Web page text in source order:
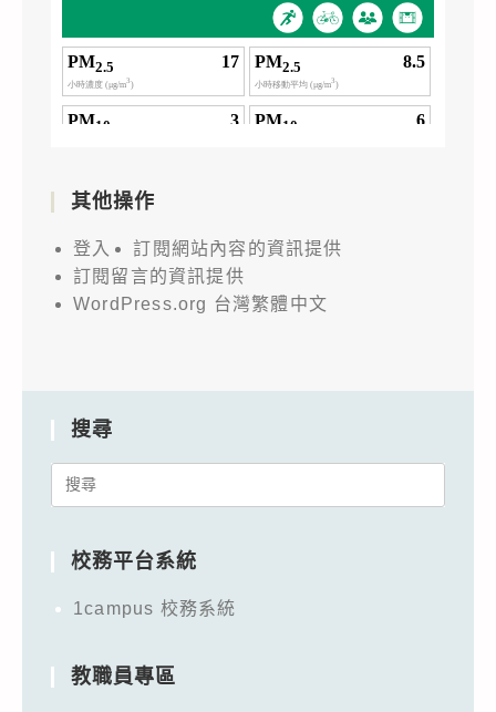
其他操作
登入
訂閱網站內容的資訊提供
訂閱留言的資訊提供
WordPress.org 台灣繁體中文
搜尋
Search
校務平台系統
1campus 校務系統
教職員專區